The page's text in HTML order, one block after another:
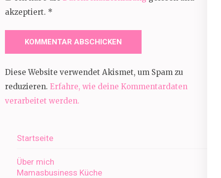
akzeptiert. *
Diese Website verwendet Akismet, um Spam zu
reduzieren. Erfahre, wie deine Kommentardaten
verarbeitet werden.
Startseite
Über mich
Mamasbusiness Küche